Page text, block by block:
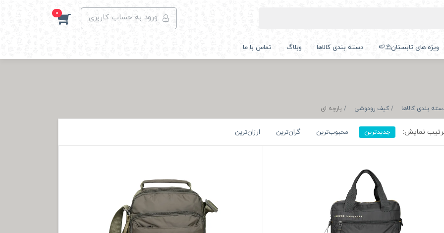
ورود به حساب کاربری 0
ویژه های تابستان⛱️🍉 دسته بندی کالاها وبلاگ تماس با ما
بندی کالاها کیف رودوشی پارچه ای
نمایش: جدیدترین محبوب‌ترین گران‌ترین ارزان‌ترین